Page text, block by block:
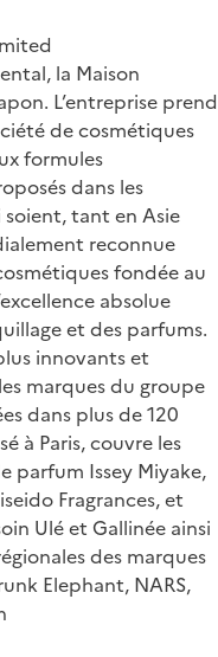
la Maison
L’entreprise prend
de cosmétiques
formules
dans les
tant en Asie
reconnue
fondée au
absolue
et des parfums.
innovants et
marques du groupe
dans plus de 120
à Paris, couvre les
parfum Issey Miyake,
Fragrances, et
Ulé et Gallinée ainsi
des marques
Elephant, NARS,